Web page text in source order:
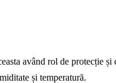
având rol de protecție și
și temperatură.